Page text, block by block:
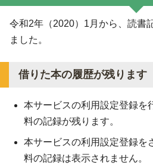
令和2年（2020）1月から、読書
ました。
借りた本の履歴が残ります
本サービスの利用設定登録を
料の記録が残ります。
本サービスの利用設定登録を
料の記録は表示されません。